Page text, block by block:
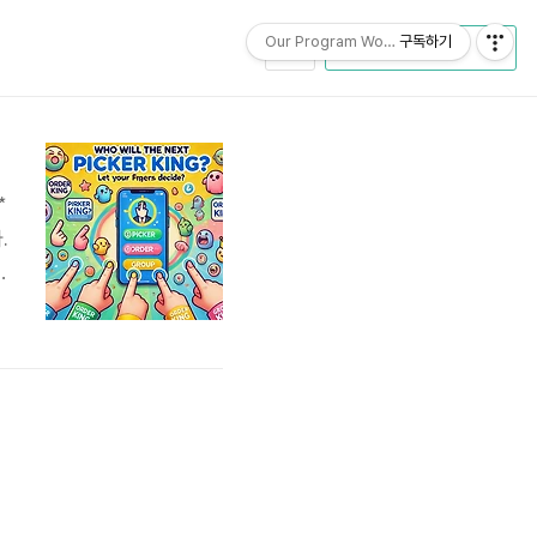
CATEGORY
Our Program World구독하기